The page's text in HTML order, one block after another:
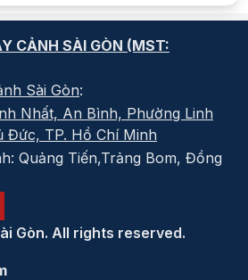
CẢNH SÀI GÒN (MST:
Sài Gòn:
Nhất, An Bình, Phường Linh
Đức, TP. Hồ Chí Minh
Quảng Tiến,Trảng Bom, Đồng
Gòn. All rights reserved.